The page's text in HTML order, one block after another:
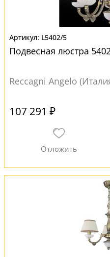
L5402/5
Подвесная люстра
Reccagni Angelo
107 291 ₽